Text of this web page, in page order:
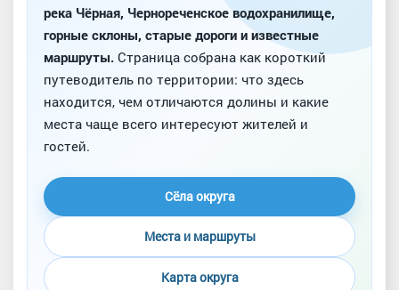
река Чёрная, Чернореченское водохранилище,
горные склоны, старые дороги и известные
маршруты. Страница собрана как короткий
путеводитель по территории: что здесь
находится, чем отличаются долины и какие
места чаще всего интересуют жителей и
гостей.
Сёла округа
Места и маршруты
Карта округа